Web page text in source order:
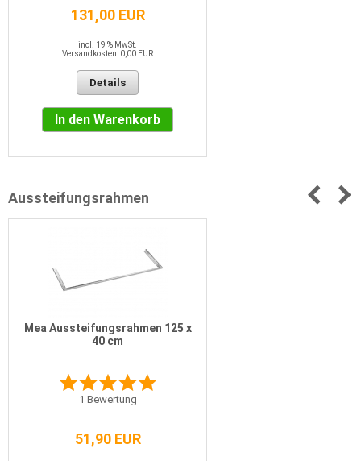
131,00 EUR
incl. 19 % MwSt.
Versandkosten: 0,00 EUR
Details
In den Warenkorb
Aussteifungsrahmen
Mea Aussteifungsrahmen 125 x
40 cm
1 Bewertung
51,90 EUR